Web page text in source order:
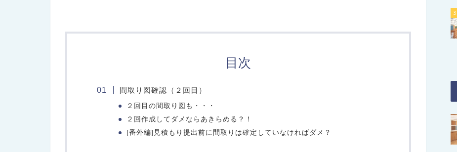
目次
間取り図確認（２回目）
２回目の間取り図も・・・
２回作成してダメならあきらめる？！
[番外編]見積もり提出前に間取りは確定していなければダメ？
3